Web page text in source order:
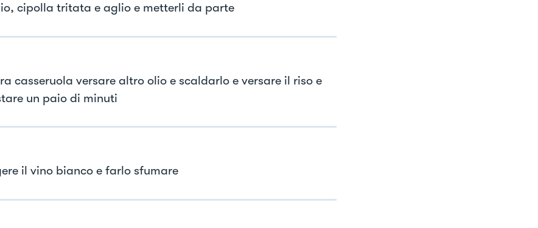
cipolla tritata e aglio e metterli da parte
casseruola versare altro olio e scaldarlo e versare il riso e
un paio di minuti
il vino bianco e farlo sfumare